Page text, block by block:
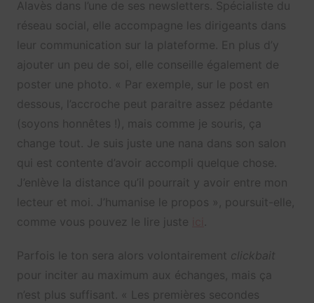
Alavès dans l’une de ses newsletters. Spécialiste du
réseau social, elle accompagne les dirigeants dans
leur communication sur la plateforme. En plus d’y
ajouter un peu de soi, elle conseille également de
poster une photo. « Par exemple, sur le post en
dessous, l’accroche peut paraitre assez pédante
(soyons honnêtes !), mais comme je souris, ça
change tout. Je suis juste une nana dans son salon
qui est contente d’avoir accompli quelque chose.
J’enlève la distance qu’il pourrait y avoir entre mon
lecteur et moi. J’humanise le propos », poursuit-elle,
comme vous pouvez le lire juste
Parfois le ton sera alors volontairement clickbait
pour inciter au maximum aux échanges, mais ça
n’est plus suffisant. « Les premières secondes